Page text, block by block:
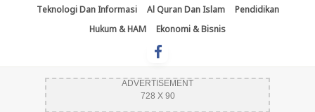
Teknologi Dan Informasi Al Quran Dan Islam
Pendidikan
Hukum & HAM
Ekonomi & Bisnis
ADVERTISEMENT
728 X 90